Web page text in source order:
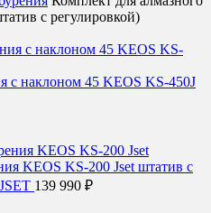
c регулировкой)
с наклоном 45 KEOS KS-450J
KEOS KS-200 Jset штатив с
139 990 ₽